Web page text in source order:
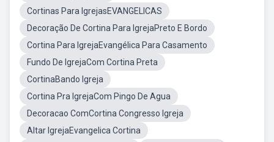
Cortinas Para IgrejasEVANGELICAS
Decoração De Cortina Para IgrejaPreto E Bordo
Cortina Para IgrejaEvangélica Para Casamento
Fundo De IgrejaCom Cortina Preta
CortinaBando Igreja
Cortina Pra IgrejaCom Pingo De Agua
Decoracao ComCortina Congresso Igreja
Altar IgrejaEvangelica Cortina